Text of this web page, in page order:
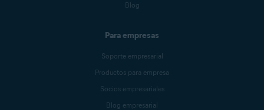
Blog
Para empresas
Soporte empresarial
Productos para empresa
Socios empresariales
Blog empresarial